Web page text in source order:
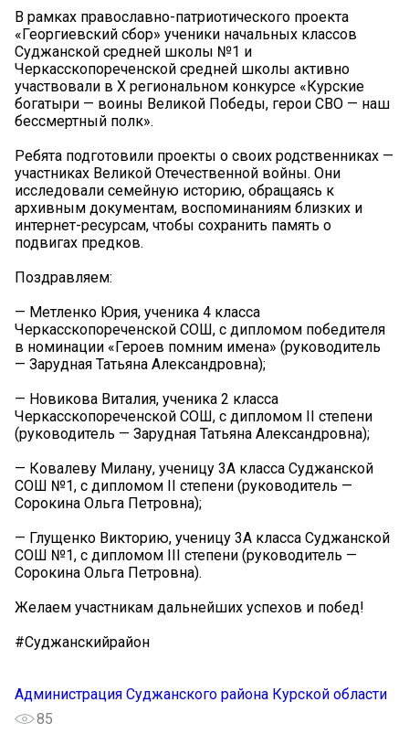
В рамках православно-патриотического проекта
«Георгиевский сбор» ученики начальных классов
Суджанской средней школы №1 и
Черкасскопореченской средней школы активно
участвовали в X региональном конкурсе «Курские
богатыри — воины Великой Победы, герои СВО — наш
бессмертный полк».
Ребята подготовили проекты о своих родственниках —
участниках Великой Отечественной войны. Они
исследовали семейную историю, обращаясь к
архивным документам, воспоминаниям близких и
интернет-ресурсам, чтобы сохранить память о
подвигах предков.
Поздравляем:
— Метленко Юрия, ученика 4 класса
Черкасскопореченской СОШ, с дипломом победителя
в номинации «Героев помним имена» (руководитель
— Зарудная Татьяна Александровна);
— Новикова Виталия, ученика 2 класса
Черкасскопореченской СОШ, с дипломом II степени
(руководитель — Зарудная Татьяна Александровна);
— Ковалеву Милану, ученицу 3А класса Суджанской
СОШ №1, с дипломом II степени (руководитель —
Сорокина Ольга Петровна);
— Глущенко Викторию, ученицу 3А класса Суджанской
СОШ №1, с дипломом III степени (руководитель —
Сорокина Ольга Петровна).
Желаем участникам дальнейших успехов и побед!
#Суджанскийрайон
Администрация Суджанского района Курской области
85